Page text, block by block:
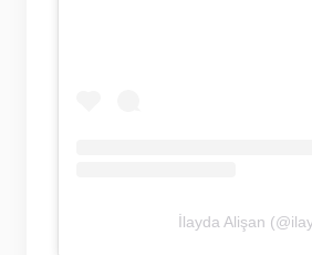
İlayda Alişan